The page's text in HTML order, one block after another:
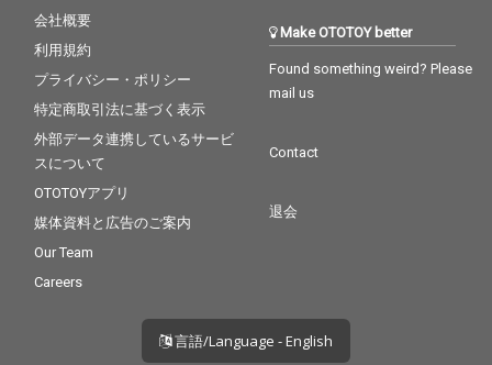
会社概要
利用規約
プライバシー・ポリシー
特定商取引法に基づく表示
外部データ連携しているサービ
スについて
OTOTOYアプリ
媒体資料と広告のご案内
Our Team
Careers
Make OTOTOY better
Found something weird? Please
mail us
Contact
退会
言語/Language - English